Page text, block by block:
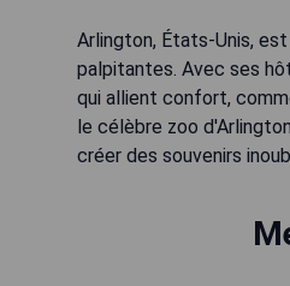
Arlington, États-Unis,
palpitantes. Avec ses
qui allient confort,
le célèbre zoo
créer des souvenirs